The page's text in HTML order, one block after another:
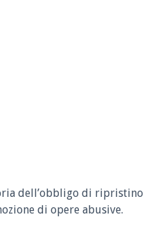
dell’obbligo di ripristino
di opere abusive.